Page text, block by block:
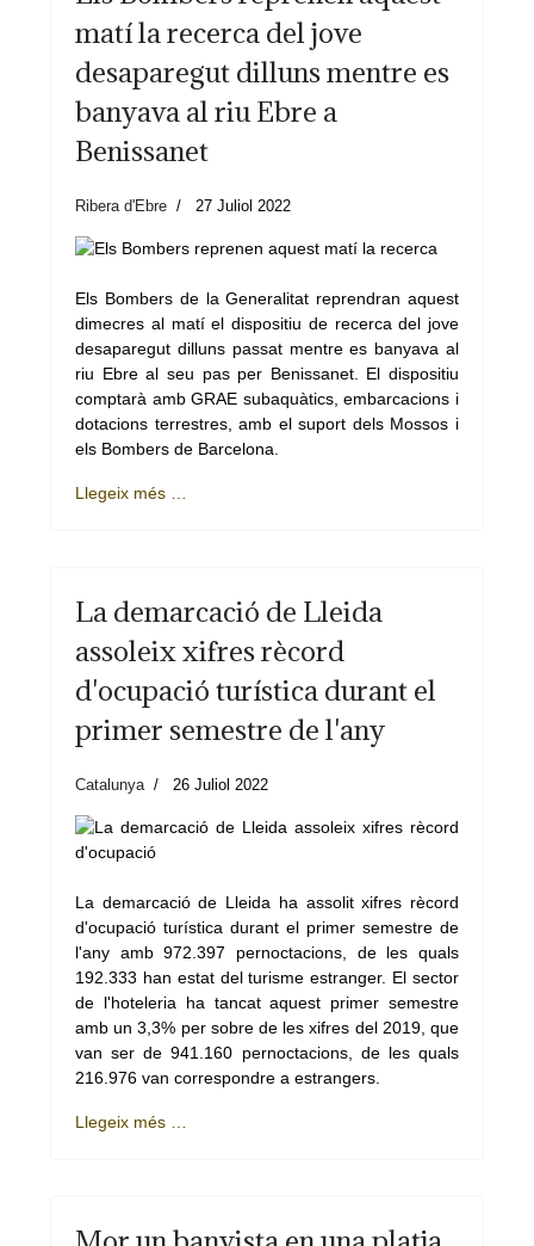
matí la recerca del jove
desaparegut dilluns mentre es
banyava al riu Ebre a
Benissanet
Ribera d'Ebre 27 Juliol 2022
Els Bombers de la Generalitat reprendran aquest
dimecres al matí el dispositiu de recerca del jove
desaparegut dilluns passat mentre es banyava al
riu Ebre al seu pas per Benissanet. El dispositiu
comptarà amb GRAE subaquàtics, embarcacions i
dotacions terrestres, amb el suport dels Mossos i
els Bombers de Barcelona.
Llegeix més …
La demarcació de Lleida
assoleix xifres rècord
d'ocupació turística durant el
primer semestre de l'any
Catalunya 26 Juliol 2022
La demarcació de Lleida ha assolit xifres rècord
d'ocupació turística durant el primer semestre de
l'any amb 972.397 pernoctacions, de les quals
192.333 han estat del turisme estranger. El sector
de l'hoteleria ha tancat aquest primer semestre
amb un 3,3% per sobre de les xifres del 2019, que
van ser de 941.160 pernoctacions, de les quals
216.976 van correspondre a estrangers.
Llegeix més …